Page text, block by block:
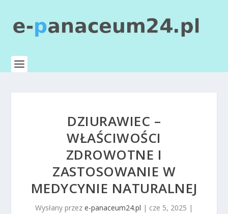
DZIURAWIEC –
WŁAŚCIWOŚCI
ZDROWOTNE I
ZASTOSOWANIE W
MEDYCYNIE NATURALNEJ
Wysłany przez e-panaceum24.pl | cze 5, 2025 |